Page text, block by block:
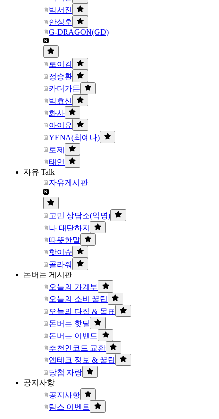
박서진
안성훈
G-DRAGON(GD)
로이킴
정승환
카더가든
박효신
화사
아이유
YENA(최예나)
로제
태연
자유 Talk
자유게시판
고민 상담소(익명)
나 대단하지
따뜻한말
핫이슈
골라줘
돈버는 게시판
오늘의 가계부
오늘의 소비 꿀팁
오늘의 다짐 & 목표
돈버는 핫딜
돈버는 이벤트
추천인코드 교환
앱테크 정보 & 꿀팁
당첨 자랑
공지사항
공지사항
탐스 이벤트